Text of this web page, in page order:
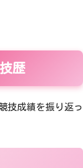
歴
技成績を振り返っ